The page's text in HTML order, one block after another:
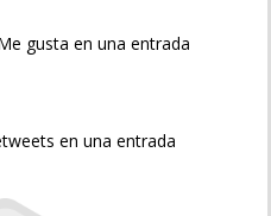
gusta en una entrada
en una entrada